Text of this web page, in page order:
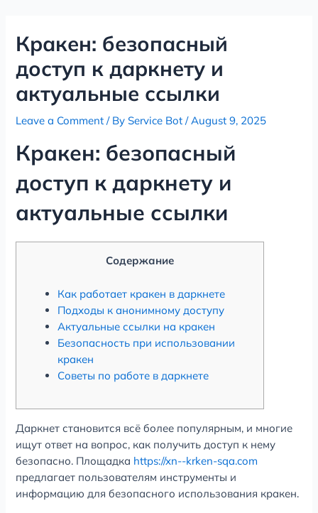
contentКракен: безопасный
доступ к даркнету и
актуальные ссылки
Leave a Comment / ByService Bot/August 9, 2025
Кракен: безопасный
доступ к даркнету и
актуальные ссылки
Содержание
Как работает кракен в даркнете
Подходы к анонимному доступу
Актуальные ссылки на кракен
Безопасность при использовании
кракен
Советы по работе в даркнете
Даркнет становится всё более популярным, и многие
ищут ответ на вопрос, как получить доступ к нему
безопасно. Площадка https://xn--krken-sqa.com
предлагает пользователям инструменты и
информацию для безопасного использования кракен.